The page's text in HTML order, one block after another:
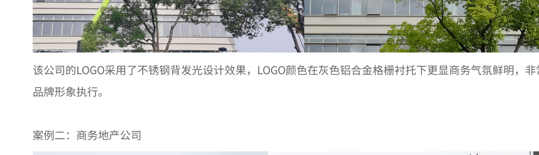
该公司的LOGO采用了不锈钢背发光设计效果，LOGO颜色在灰色铝合金格栅衬托下更显商务气氛鲜明，
品牌形象执行。
案例二：商务地产公司